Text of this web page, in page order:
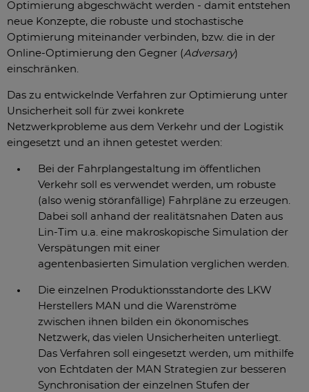
Optimierung abgeschwächt werden - damit entstehen
neue Konzepte, die robuste und stochastische
Optimierung miteinander verbinden, bzw. die in der
Online-Optimierung den Gegner (Adversary)
einschränken.
Das zu entwickelnde Verfahren zur Optimierung unter
Unsicherheit soll für zwei konkrete
Netzwerkprobleme aus dem Verkehr und der Logistik
eingesetzt und an ihnen getestet werden:
Bei der Fahrplangestaltung im öffentlichen
Verkehr soll es verwendet werden, um robuste
(also wenig störanfällige) Fahrpläne zu erzeugen.
Dabei soll anhand der realitätsnahen Daten aus
Lin-Tim u.a. eine makroskopische Simulation der
Verspätungen mit einer
agentenbasierten Simulation verglichen werden.
Die einzelnen Produktionsstandorte des LKW
Herstellers MAN und die Warenströme
zwischen ihnen bilden ein ökonomisches
Netzwerk, das vielen Unsicherheiten unterliegt.
Das Verfahren soll eingesetzt werden, um mithilfe
von Echtdaten der MAN Strategien zur besseren
Synchronisation der einzelnen Stufen der